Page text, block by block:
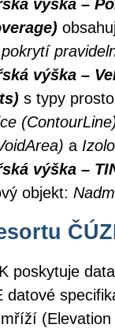
výška –
výška –
s typy
a
výška –
objekt:
poskytuje
datové